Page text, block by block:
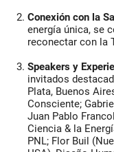
Conexión con la
energía única, se
reconectar con la
Speakers y
invitados
Plata, Buenos
Consciente;
Juan Pablo
Ciencia & la
PNL; Flor Buil